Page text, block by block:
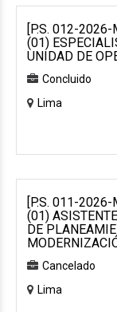
[P.S. 012-
(01)
UNIDAD DE
Concluido
Lima
[P.S. 011-
(01)
DE
Cancelado
Lima